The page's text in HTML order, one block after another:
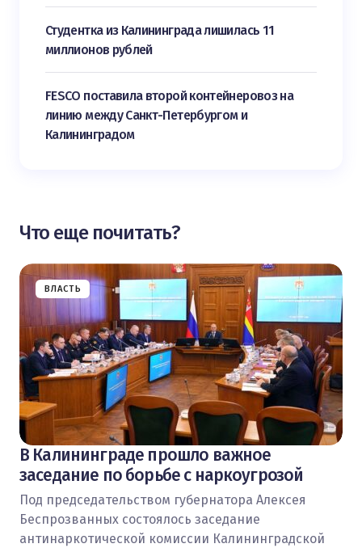
Студентка из Калининграда лишилась 11
миллионов рублей
FESCO поставила второй контейнеровоз на
линию между Санкт-Петербургом и
Калининградом
Что еще почитать?
ВЛАСТЬ
В Калининграде прошло важное
заседание по борьбе с наркоугрозой
Под председательством губернатора Алексея
Беспрозванных состоялось заседание
антинаркотической комиссии Калининградской